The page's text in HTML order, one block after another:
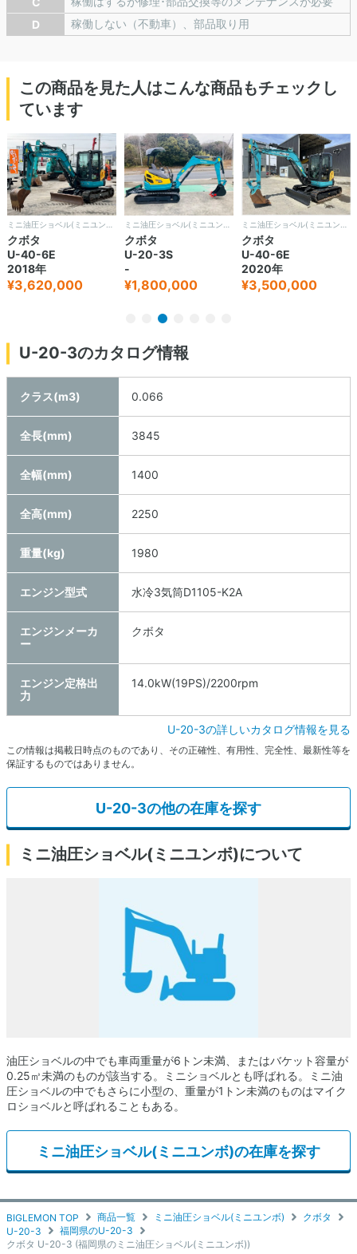
BIGLEMON TOP 商品一覧 ミニ油圧ショベル(ミニユンボ)
クボタ
U-20-3
福岡県のU-20-3
クボタ U-20-3 (福岡県のミニ油圧ショベル(ミニユンボ))
D
稼働しない（不動車）、部品取り用
この商品を見た人はこんな商品もチェックし
ています
クボタ
U-40-6E
2018年
¥3,620,000
クボタ
U-20-3S
-
¥1,800,000
クボタ
U-40-6E
2020年
¥3,500,000
U-20-3のカタログ情報
クラス(m3) 0.066
全長(mm) 3845
全幅(mm) 1400
全高(mm) 2250
重量(kg) 1980
エンジン型式 水冷3気筒D1105-K2A
エンジンメーカ
ー
クボタ
エンジン定格出
力
14.0kW(19PS)/2200rpm
U-20-3の詳しいカタログ情報を見る
この情報は掲載日時点のものであり、その正確性、有用性、完全性、最新性等を
保証するものではありません。
U-20-3の他の在庫を探す
ミニ油圧ショベル(ミニユンボ)について
油圧ショベルの中でも車両重量が6トン未満、またはバケット容量が
0.25㎥未満のものが該当する。ミニショベルとも呼ばれる。ミニ油
圧ショベルの中でもさらに小型の、重量が1トン未満のものはマイク
ロショベルと呼ばれることもある。
ミニ油圧ショベル(ミニユンボ)の在庫を探す